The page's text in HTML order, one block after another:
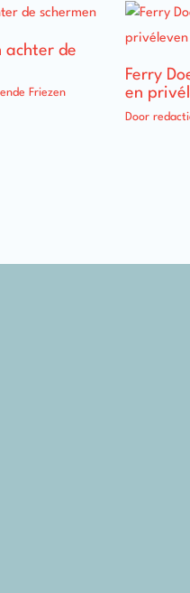
achter de
Friezen
Ferry
en
Door